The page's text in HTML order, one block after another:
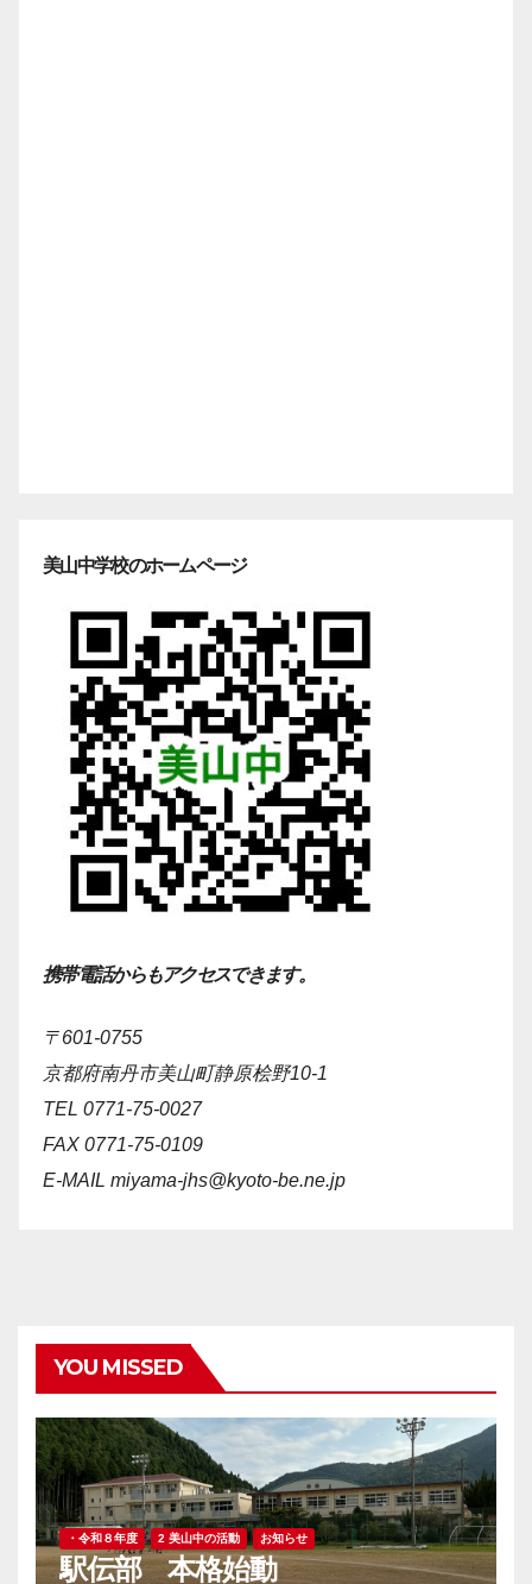
美山中学校のホームページ
携帯電話からもアクセスできます。
〒601-0755
京都府南丹市美山町静原桧野10-1
TEL 0771-75-0027
FAX 0771-75-0109
E-MAIL miyama-jhs@kyoto-be.ne.jp
YOU MISSED
・令和８年度 2 美山中の活動 お知らせ
駅伝部 本格始動